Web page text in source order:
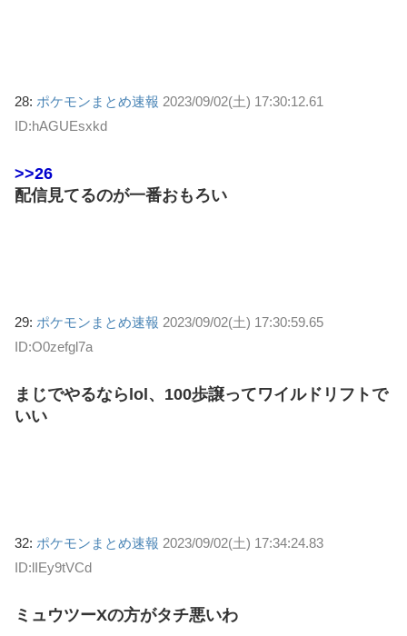
28: ポケモンまとめ速報 2023/09/02(土) 17:30:12.61
ID:hAGUEsxkd
>>26
配信見てるのが一番おもろい
29: ポケモンまとめ速報 2023/09/02(土) 17:30:59.65
ID:O0zefgl7a
まじでやるならlol、100歩譲ってワイルドリフトで
いい
32: ポケモンまとめ速報 2023/09/02(土) 17:34:24.83
ID:lIEy9tVCd
ミュウツーXの方がタチ悪いわ